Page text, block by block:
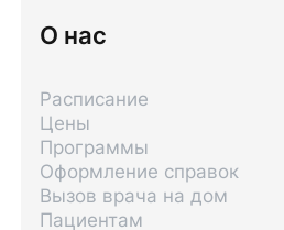
О нас
Расписание
Цены
Программы
Оформление справок
Вызов врача на дом
Пациентам